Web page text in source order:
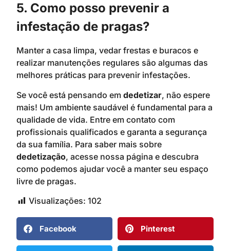
5. Como posso prevenir a
infestação de pragas?
Manter a casa limpa, vedar frestas e buracos e
realizar manutenções regulares são algumas das
melhores práticas para prevenir infestações.
Se você está pensando em dedetizar, não espere
mais! Um ambiente saudável é fundamental para a
qualidade de vida. Entre em contato com
profissionais qualificados e garanta a segurança
da sua família. Para saber mais sobre
dedetização, acesse nossa página e descubra
como podemos ajudar você a manter seu espaço
livre de pragas.
Visualizações: 102
Facebook Pinterest